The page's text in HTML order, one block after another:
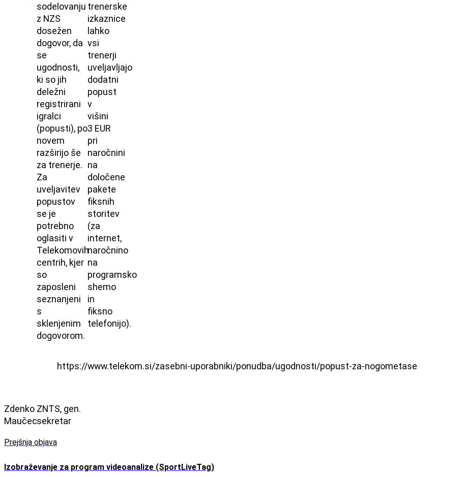
sodelovanju
z NZS
dosežen
dogovor, da
se
ugodnosti,
ki so jih
deležni
registrirani
igralci
(popusti), po
novem
razširijo še
za trenerje.
Za
uveljavitev
popustov
se je
potrebno
oglasiti v
Telekomovih
centrih, kjer
so
zaposleni
seznanjeni
s
sklenjenim
dogovorom.
trenerske
izkaznice
lahko
vsi
trenerji
uveljavljajo
dodatni
popust
v
višini
3 EUR
pri
naročnini
na
določene
pakete
fiksnih
storitev
(za
internet,
naročnino
na
programsko
shemo
in
fiksno
telefonijo).
https://www.telekom.si/zasebni-uporabniki/ponudba/ugodnosti/popust-za-nogometase
Zdenko
Maučec
ZNTS, gen.
sekretar
Prejšnja objava
Izobraževanje za program videoanalize (SportLiveTag)